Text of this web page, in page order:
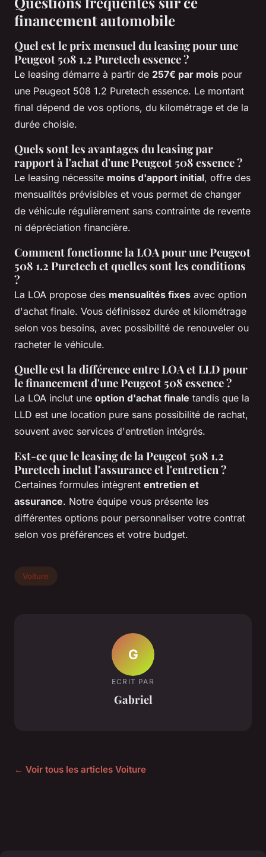
financement automobile
Quel est le prix mensuel du leasing pour une
Peugeot 508 1.2 Puretech essence ?
Le leasing démarre à partir de 257€ par mois pour
une Peugeot 508 1.2 Puretech essence. Le montant
final dépend de vos options, du kilométrage et de la
durée choisie.
Quels sont les avantages du leasing par
rapport à l'achat d'une Peugeot 508 essence ?
Le leasing nécessite moins d'apport initial, offre des
mensualités prévisibles et vous permet de changer
de véhicule régulièrement sans contrainte de revente
ni dépréciation financière.
Comment fonctionne la LOA pour une Peugeot
508 1.2 Puretech et quelles sont les conditions
?
La LOA propose des mensualités fixes avec option
d'achat finale. Vous définissez durée et kilométrage
selon vos besoins, avec possibilité de renouveler ou
racheter le véhicule.
Quelle est la différence entre LOA et LLD pour
le financement d'une Peugeot 508 essence ?
La LOA inclut une option d'achat finale tandis que la
LLD est une location pure sans possibilité de rachat,
souvent avec services d'entretien intégrés.
Est-ce que le leasing de la Peugeot 508 1.2
Puretech inclut l'assurance et l'entretien ?
Certaines formules intègrent entretien et
assurance. Notre équipe vous présente les
différentes options pour personnaliser votre contrat
selon vos préférences et votre budget.
Voiture
G
ECRIT PAR
Gabriel
← Voir tous les articles Voiture